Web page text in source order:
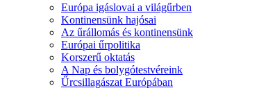
Európa igáslovai a világűrben
Kontinensünk hajósai
Az űrállomás és kontinensünk
Európai űrpolitika
Korszerű oktatás
A Nap és bolygótestvéreink
Űrcsillagászat Európában